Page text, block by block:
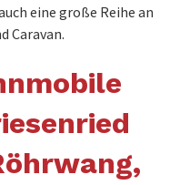
eine große Reihe an
Caravan.